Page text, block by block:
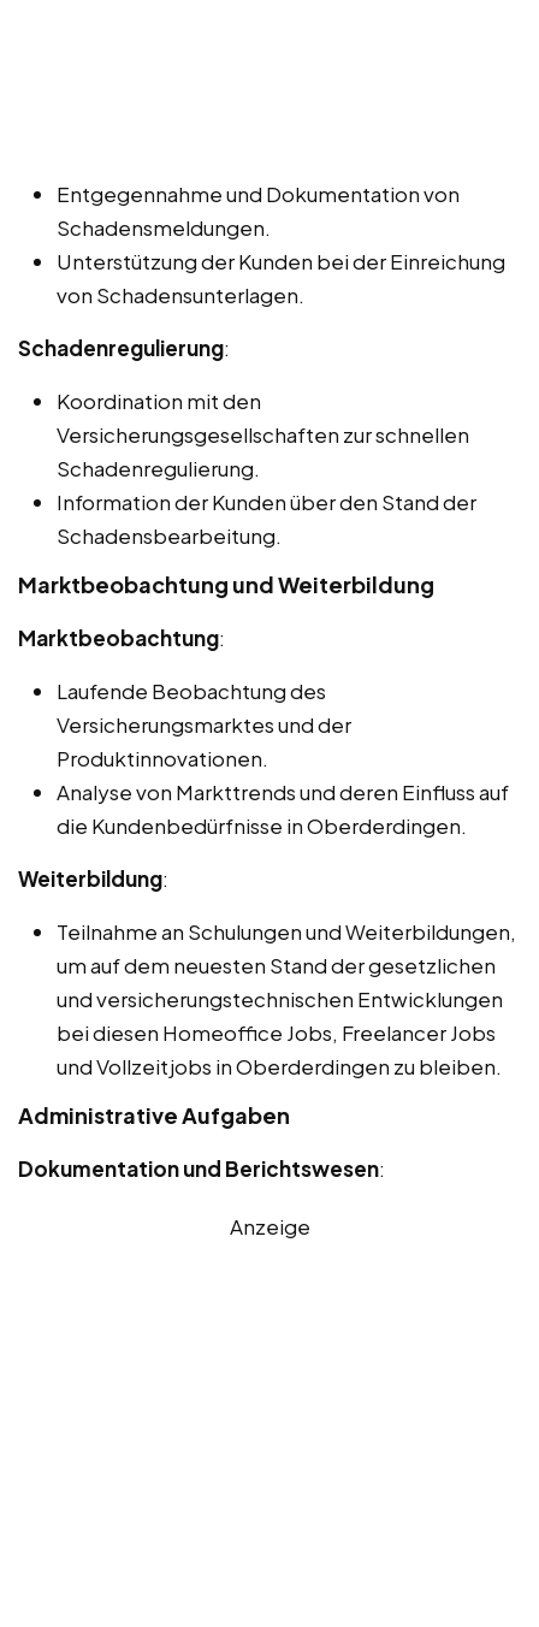
Entgegennahme und Dokumentation von
Schadensmeldungen.
Unterstützung der Kunden bei der Einreichung
von Schadensunterlagen.
Schadenregulierung:
Koordination mit den
Versicherungsgesellschaften zur schnellen
Schadenregulierung.
Information der Kunden über den Stand der
Schadensbearbeitung.
Marktbeobachtung und Weiterbildung
Marktbeobachtung:
Laufende Beobachtung des
Versicherungsmarktes und der
Produktinnovationen.
Analyse von Markttrends und deren Einfluss auf
die Kundenbedürfnisse in Oberderdingen.
Weiterbildung:
Teilnahme an Schulungen und Weiterbildungen,
um auf dem neuesten Stand der gesetzlichen
und versicherungstechnischen Entwicklungen
bei diesen Homeoffice Jobs, Freelancer Jobs
und Vollzeitjobs in Oberderdingen zu bleiben.
Administrative Aufgaben
Dokumentation und Berichtswesen:
Anzeige